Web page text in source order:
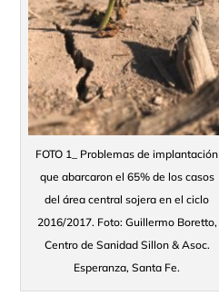
FOTO 1_ Problemas de implantación
que abarcaron el 65% de los casos
del área central sojera en el ciclo
2016/2017. Foto: Guillermo Boretto,
Centro de Sanidad Sillon & Asoc.
Esperanza, Santa Fe.